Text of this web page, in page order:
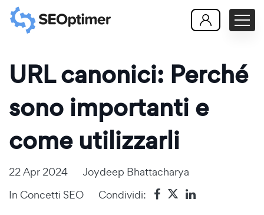
URL canonici: Perché
sono importanti e
come utilizzarli
22 Apr 2024
Joydeep Bhattacharya
In Concetti SEO Condividi: